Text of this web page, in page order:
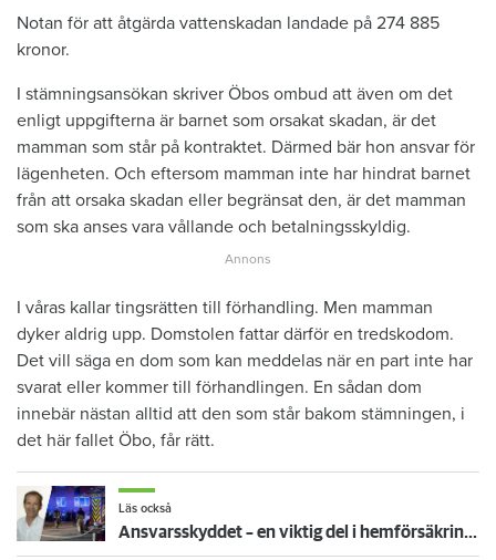
Notan för att åtgärda vattenskadan landade på 274 885
kronor.
I stämningsansökan skriver Öbos ombud att även om det
enligt uppgifterna är barnet som orsakat skadan, är det
mamman som står på kontraktet. Därmed bär hon ansvar för
lägenheten. Och eftersom mamman inte har hindrat barnet
från att orsaka skadan eller begränsat den, är det mamman
som ska anses vara vållande och betalningsskyldig.
I våras kallar tingsrätten till förhandling. Men mamman
dyker aldrig upp. Domstolen fattar därför en tredskodom.
Det vill säga en dom som kan meddelas när en part inte har
svarat eller kommer till förhandlingen. En sådan dom
innebär nästan alltid att den som står bakom stämningen, i
det här fallet Öbo, får rätt.
Läs också
Ansvarsskyddet – en viktig del i hemförsäkringen